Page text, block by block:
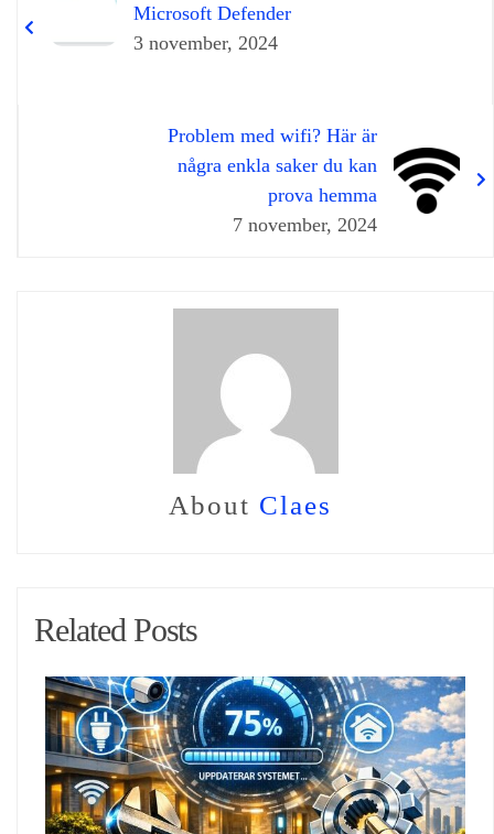
Microsoft Defender
3 november, 2024
Problem med wifi? Här är
några enkla saker du kan
prova hemma
7 november, 2024
About Claes
Related Posts